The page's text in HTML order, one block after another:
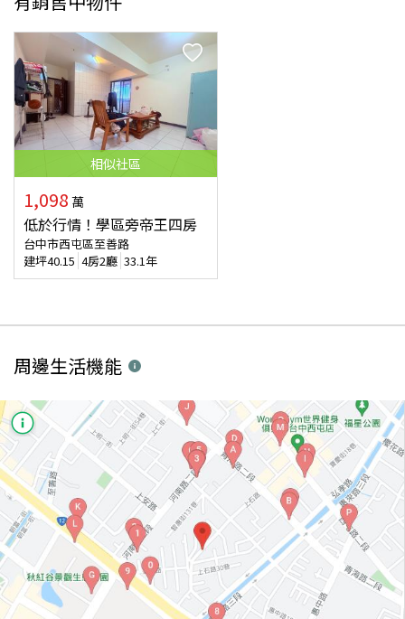
相似社區
1,098 萬
低於行情！學區旁帝王四房
台中市西屯區至善路
建坪40.15 4房2廳 33.1年
周邊生活機能